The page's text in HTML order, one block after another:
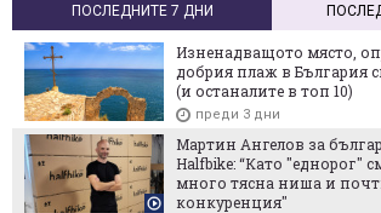
ПОСЛЕДНИТЕ 7 ДНИ
Изненадващото място,
добрия плаж в България
(и останалите в топ 10)
преди 3 дни
Мартин Ангелов за
Halfbike: “Като "еднорог"
много тясна ниша и
конкуренция"